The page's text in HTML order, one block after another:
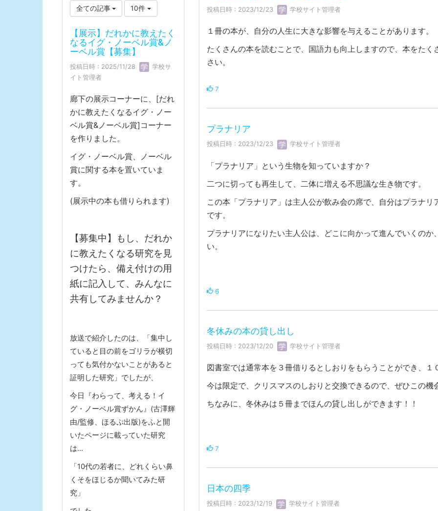
投稿日時 : 2023/12/23 学校サイト管理者
１冊の本が、自分の人生に大きな影響を与えることがあります。
たくさんの本を読むことで、国語力も向上しますので、本をた
さい。
7
プラナリア
投稿日時 : 2023/12/23 学校サイト管理者
「プラナリア」という生物を知っていますか？
二つに切っても再生して、二体に増える不思議な生き物です。
この本「プラナリア」は主人公が飲み会の席で、自分はプラナ
です。
プラナリアになりたい主人公は、どこに向かって進んでいくの
い。
6
冬休みの本の貸し出し
投稿日時 : 2023/12/20 学校サイト管理者
図書室では通常本を３冊借りるとしおりをもらうことができ、
今は限定で、クリスマスのしおりと交換できるので、ぜひこの機
ちなみに、冬休みは５冊までほんの貸し出しができます！！
7
日本の四季
投稿日時 : 2023/12/19 学校サイト管理者
全ての記事 10件
【展示】だれかに教えたく
なるイグ・ノーベル賞&ノ
ーベル賞【募集】
投稿日時 : 2025/11/28
学校サ
イト管理者
廊下の展示コーナーに、[だれ
かに教えたくなるイグ・ノー
ベル賞&ノーベル賞]コーナー
を作りました。
イグ・ノーベル賞、ノーベル
賞に関する本を置いていま
す。
(展示中の本も借りられます)
【募集中】もし、だれか
に教えたくなる研究を見
つけたら、備え付けの用
紙に記入して、みんなに
共有してみませんか？
放送で紹介したのは、「集中し
ていると目の前をゴリラが横切
っても気付かないことがあると
証明した研究」でしたが、
今日『わらって、考える！イ
グ・ノーベル賞ずかん』(古澤輝
由/監修、ほるぷ出版)をふと開
いたページに載っていた研究
は…
「10代の若者に、どれくらい鼻
くそをほじるか聞いてみた研
究」